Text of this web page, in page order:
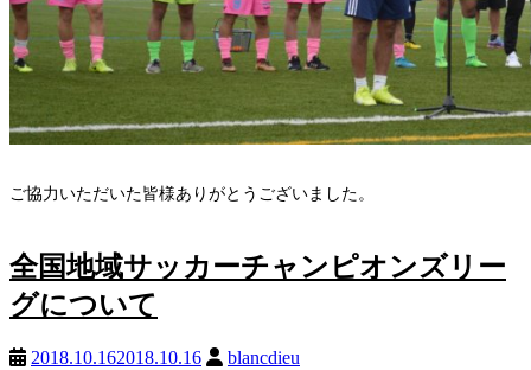
ご協力いただいた皆様ありがとうございました。
全国地域サッカーチャンピオンズリー
グについて
2018.10.162018.10.16 blancdieu